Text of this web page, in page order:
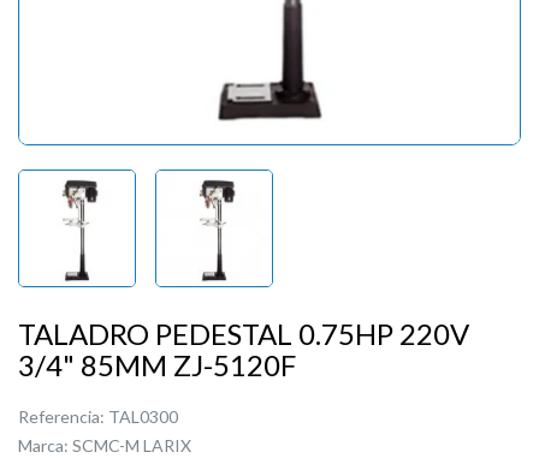
TALADRO PEDESTAL 0.75HP 220V
3/4" 85MM ZJ-5120F
Referencia: TAL0300
Marca: SCMC-M LARIX